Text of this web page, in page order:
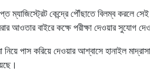
ম্যাজিস্ট্রেট কেন্দ্রে পৌঁছাতে বিলম্ব করলে
আওতার বাইরে কক্ষে পরীক্ষা দেওয়ার সুযোগ
নিয়ে পাস করিয়ে দেওয়ার আশ্বাসে হানাইল